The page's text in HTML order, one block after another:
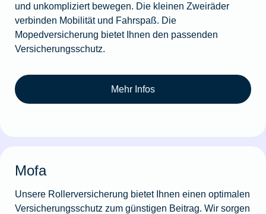
und unkompliziert bewegen. Die kleinen Zweiräder
verbinden Mobilität und Fahrspaß. Die
Mopedversicherung bietet Ihnen den passenden
Versicherungsschutz.
Mehr Infos
Mofa
Unsere Rollerversicherung bietet Ihnen einen optimalen
Versicherungsschutz zum günstigen Beitrag. Wir sorgen